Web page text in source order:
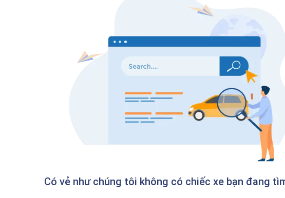
Có vẻ như chúng tôi không có chiếc xe bạn đang